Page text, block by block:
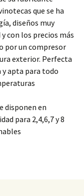
que se ha
diseños muy
con los precios más
por un compresor
exterior. Perfecta
y apta para todo
disponen en
para 2,4,6,7 y 8